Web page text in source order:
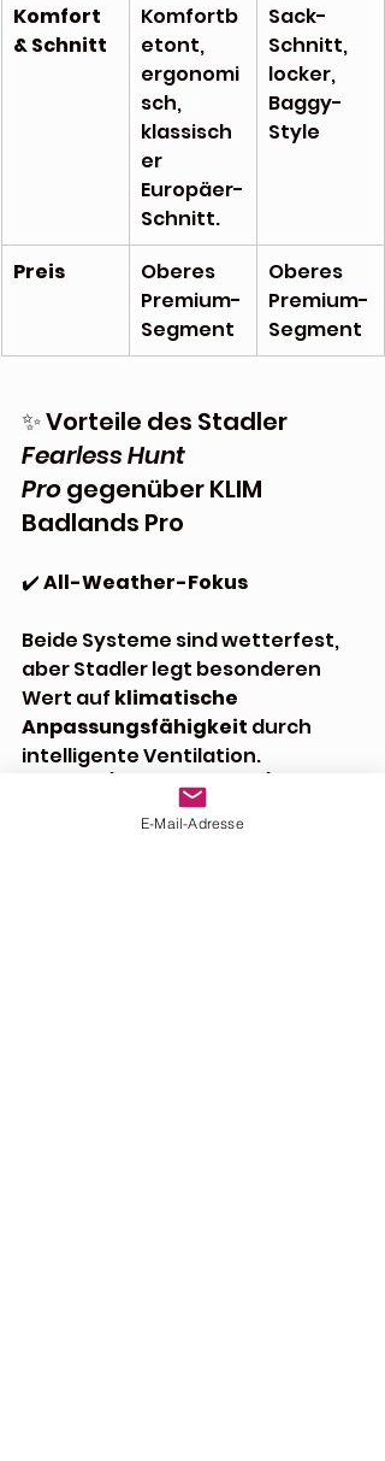
Komfort
& Schnitt
Komfortb
etont,
ergonomi
sch,
klassisch
er
Europäer-
Schnitt.
Sack-
Schnitt,
locker,
Baggy-
Style
Preis
Oberes
Premium-
Segment
Oberes
Premium-
Segment
✨ Vorteile des Stadler
Fearless Hunt
Pro gegenüber KLIM
Badlands Pro
✔️ All-Weather-Fokus
Beide Systeme sind wetterfest,
aber Stadler legt besonderen
Wert auf klimatische
Anpassungsfähigkeit durch
intelligente Ventilation.
APS (Air Pipe System) bei
Stadler sorgt für optimale
E-Mail-Adresse